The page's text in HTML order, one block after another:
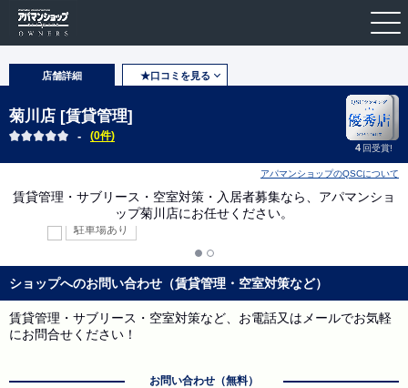
店舗詳細 ★口コミを見る
菊川店 [賃貸管理]
- (0件)
4 回受賞!
アパマンショップのQSCについて
賃貸管理・サブリース・空室対策・入居者募集なら、アパマンショ
ップ菊川店にお任せください。
駐車場あり
ショップへのお問い合わせ（賃貸管理・空室対策など）
賃貸管理・サブリース・空室対策など、お電話又はメールでお気軽
にお問合せください！
お問い合わせ（無料）